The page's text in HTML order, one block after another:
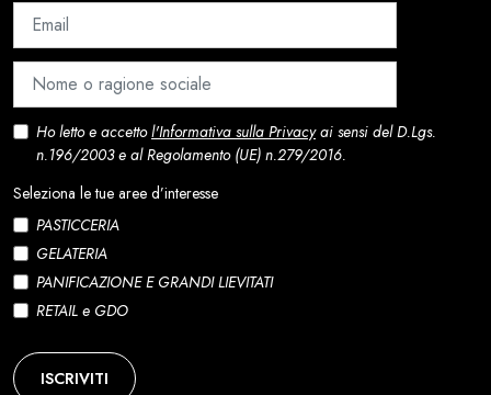
Ho letto e accettol'Informativa sulla Privacyai sensi del D.Lgs.
n.196/2003 e al Regolamento (UE) n.279/2016.
Seleziona le tue aree d’interesse
PASTICCERIA
GELATERIA
PANIFICAZIONE E GRANDI LIEVITATI
RETAIL e GDO
ISCRIVITI